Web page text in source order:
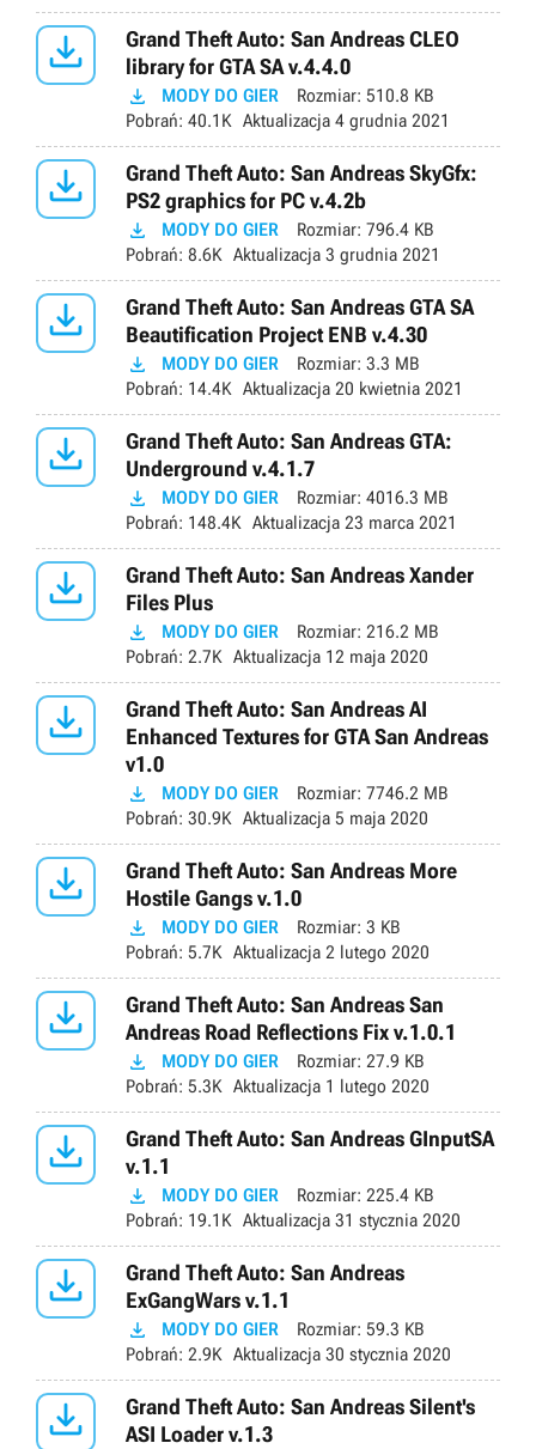

Grand Theft Auto: San Andreas CLEO
library for GTA SA v.4.4.0
 MODY DO GIER Rozmiar: 510.8 KB
Pobrań: 40.1K Aktualizacja 4 grudnia 2021

Grand Theft Auto: San Andreas SkyGfx:
PS2 graphics for PC v.4.2b
 MODY DO GIER Rozmiar: 796.4 KB
Pobrań: 8.6K Aktualizacja 3 grudnia 2021

Grand Theft Auto: San Andreas GTA SA
Beautification Project ENB v.4.30
 MODY DO GIER Rozmiar: 3.3 MB
Pobrań: 14.4K Aktualizacja 20 kwietnia 2021

Grand Theft Auto: San Andreas GTA:
Underground v.4.1.7
 MODY DO GIER Rozmiar: 4016.3 MB
Pobrań: 148.4K Aktualizacja 23 marca 2021

Grand Theft Auto: San Andreas Xander
Files Plus
 MODY DO GIER Rozmiar: 216.2 MB
Pobrań: 2.7K Aktualizacja 12 maja 2020

Grand Theft Auto: San Andreas AI
Enhanced Textures for GTA San Andreas
v1.0
 MODY DO GIER Rozmiar: 7746.2 MB
Pobrań: 30.9K Aktualizacja 5 maja 2020

Grand Theft Auto: San Andreas More
Hostile Gangs v.1.0
 MODY DO GIER Rozmiar: 3 KB
Pobrań: 5.7K Aktualizacja 2 lutego 2020

Grand Theft Auto: San Andreas San
Andreas Road Reflections Fix v.1.0.1
 MODY DO GIER Rozmiar: 27.9 KB
Pobrań: 5.3K Aktualizacja 1 lutego 2020

Grand Theft Auto: San Andreas GInputSA
v.1.1
 MODY DO GIER Rozmiar: 225.4 KB
Pobrań: 19.1K Aktualizacja 31 stycznia 2020

Grand Theft Auto: San Andreas
ExGangWars v.1.1
 MODY DO GIER Rozmiar: 59.3 KB
Pobrań: 2.9K Aktualizacja 30 stycznia 2020

Grand Theft Auto: San Andreas Silent's
ASI Loader v.1.3